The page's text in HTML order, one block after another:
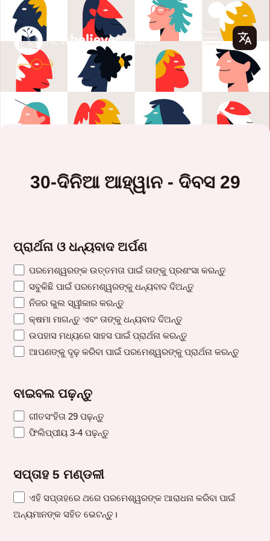
30-ଦିନିଆ ଆହ୍ୱାନ - ଦିବସ 29
ପ୍ରାର୍ଥନା ଓ ଧନ୍ୟବାଦ ଅର୍ପଣ
ପରମେଶ୍ୱରଙ୍କ ଉତ୍ତମତା ପାଇଁ ତାଙ୍କୁ ପ୍ରଶଂସା କରନ୍ତୁ
ସବୁକିଛି ପାଇଁ ପରମେଶ୍ୱରଙ୍କୁ ଧନ୍ୟବାଦ ଦିଅନ୍ତୁ
ନିଜର ଭୁଲ ସ୍ୱୀକାର କରନ୍ତୁ
କ୍ଷମା ମାଗନ୍ତୁ ଏବଂ ତାଙ୍କୁ ଧନ୍ୟବାଦ ଦିଅନ୍ତୁ
ଉପହାସ ମଧ୍ୟରେ ସାହସ ପାଇଁ ପ୍ରାର୍ଥନା କରନ୍ତୁ
ଆପଣଙ୍କୁ ଦୃଢ଼ କରିବା ପାଇଁ ପରମେଶ୍ୱରଙ୍କୁ ପ୍ରାର୍ଥନା କରନ୍ତୁ
ବାଇବଲ ପଢ଼ନ୍ତୁ
ଗୀତସଂହିତା 29 ପଢ଼ନ୍ତୁ
ଫିଲିପ୍‌ପୀୟ 3-4 ପଢ଼ନ୍ତୁ
ସପ୍ତାହ 5 ମଣ୍ଡଳୀ
ଏହି ସପ୍ତାହରେ ଥରେ ପରମେଶ୍ୱରଙ୍କ ଆରାଧନା କରିବା ପାଇଁ
ଅନ୍ୟମାନଙ୍କ ସହିତ ଭେଟନ୍ତୁ।